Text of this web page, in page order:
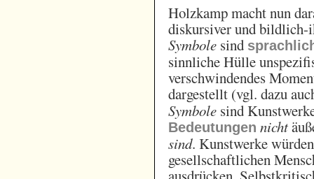
Holzkamp macht nun
diskursiver und
Symbole sind
sinnliche Hülle
verschwindendes
dargestellt (vgl. dazu
Symbole sind
Bedeutungen nicht
sind. Kunstwerke
gesellschaftlichen